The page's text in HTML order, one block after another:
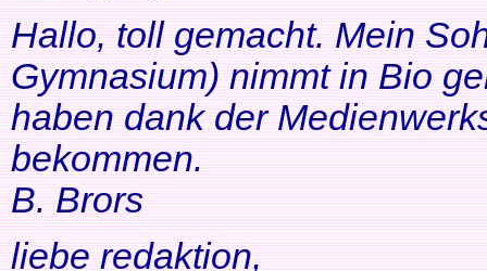
Hallo, toll gemacht. Mein
Gymnasium) nimmt in Bio
haben dank der
bekommen.
B. Brors
liebe redaktion,